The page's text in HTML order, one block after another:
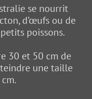
se nourrit
d’œufs ou de
poissons.
30 et 50 cm de
une taille